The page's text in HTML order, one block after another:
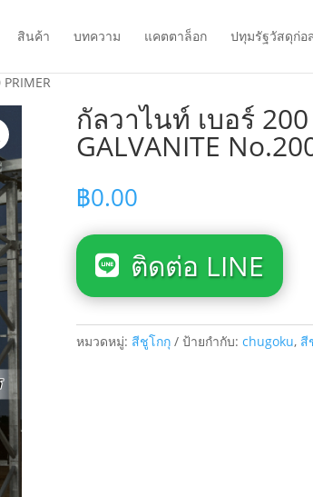
สินค้า บทความ แคตตาล็อก ปทุมรัฐวัสดุก่อ
กัลวาไนท์ เบอร์
GALVANITE
฿0.00
ติดต่อ LINE
หมวดหมู่: สีชูโกกุ ป้ายกำกับ: chugoku, สี